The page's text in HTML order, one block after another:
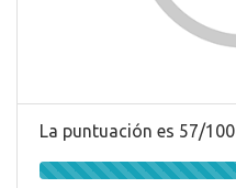
La puntuación es 57/100